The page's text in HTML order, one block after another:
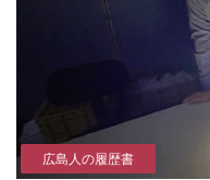
広島人の履歴書